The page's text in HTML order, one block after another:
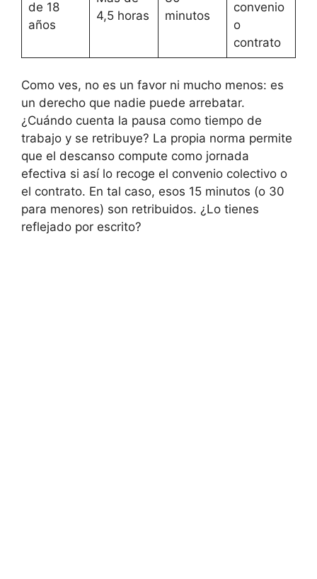
de 18
años
4,5 horas
minutos
convenio
o
contrato
Como ves, no es un favor ni mucho menos: es
un derecho que nadie puede arrebatar.
¿Cuándo cuenta la pausa como tiempo de
trabajo y se retribuye? La propia norma permite
que el descanso compute como jornada
efectiva si así lo recoge el convenio colectivo o
el contrato. En tal caso, esos 15 minutos (o 30
para menores) son retribuidos. ¿Lo tienes
reflejado por escrito?